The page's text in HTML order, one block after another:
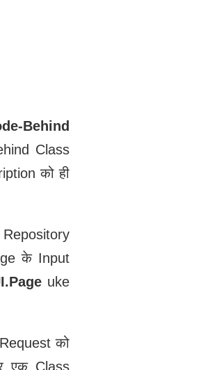
Behind
Class
को ही
के Input
uke
को
एक Class